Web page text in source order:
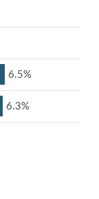
6.5%
6.3%